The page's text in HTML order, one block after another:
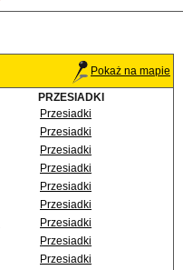
Pokaż na mapie
PRZESIADKI
Przesiadki
Przesiadki
Przesiadki
Przesiadki
Przesiadki
Przesiadki
Przesiadki
Przesiadki
Przesiadki